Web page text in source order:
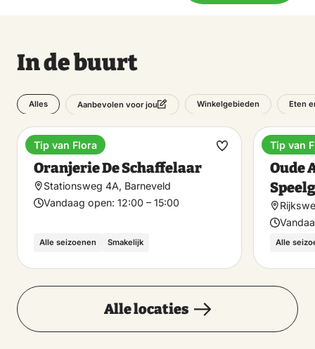
In de buurt
Alles Aanbevolen voor jou Winkelgebieden Eten
High tea
Oranjerie De Schaffelaar
Stationsweg 4A, Barneveld
Vandaag open: 12:00 – 15:00
Alle seizoenen Smakelijk
Tip van Flora
Maak
Oude
Alle
Tip van
Alle locaties